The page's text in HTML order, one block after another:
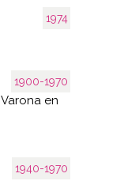
1974
1900-1970
en
1940-1970